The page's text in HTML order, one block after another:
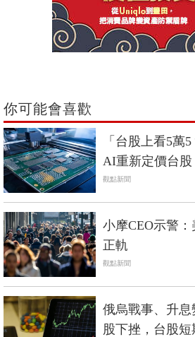
你可能會喜歡
「台股上看5萬
AI重新定價台股
鍵零組件
觀點新聞
小摩CEO示警
正軌
觀點新聞
俄烏戰事、升
股下挫，台股